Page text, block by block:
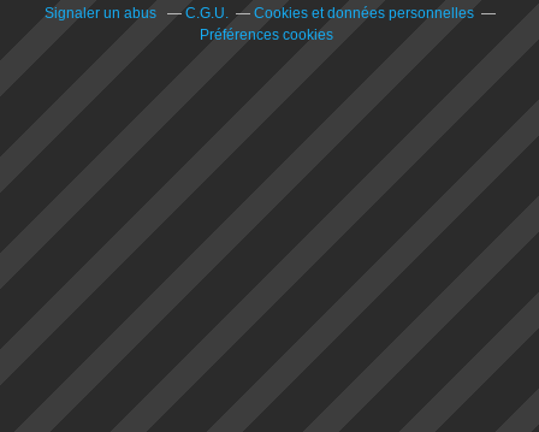
Signaler un abus C.G.U.
Cookies et données personnelles
Préférences cookies